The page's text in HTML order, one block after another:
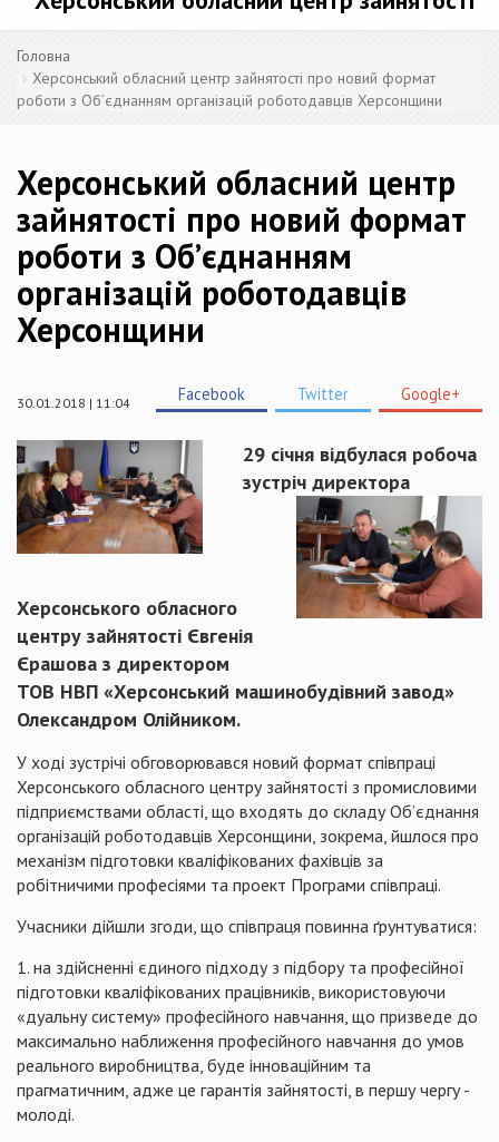
Головна
Херсонський обласний центр зайнятості про новий формат
роботи з Об’єднанням організацій роботодавців Херсонщини
Херсонський обласний центр
зайнятості про новий формат
роботи з Об’єднанням
організацій роботодавців
Херсонщини
30.01.2018 | 11:04 Facebook Twitter Google+
29 січня відбулася робоча
зустріч директора
Херсонського обласного
центру зайнятості Євгенія
Єрашова з директором
ТОВ НВП «Херсонський машинобудівний завод»
Олександром Олійником.
У ході зустрічі обговорювався новий формат співпраці
Херсонського обласного центру зайнятості з промисловими
підприємствами області, що входять до складу Об’єднання
організацій роботодавців Херсонщини, зокрема, йшлося про
механізм підготовки кваліфікованих фахівців за
робітничими професіями та проект Програми співпраці.
Учасники дійшли згоди, що співпраця повинна ґрунтуватися:
1. на здійсненні єдиного підходу з підбору та професійної
підготовки кваліфікованих працівників, використовуючи
«дуальну систему» професійного навчання, що призведе до
максимально наближення професійного навчання до умов
реального виробництва, буде інноваційним та
прагматичним, адже це гарантія зайнятості, в першу чергу -
молоді.